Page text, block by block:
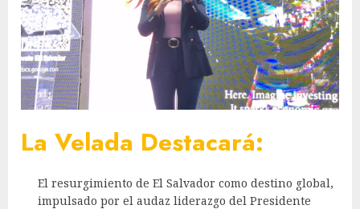
La Velada Destacará:
El resurgimiento de El Salvador como destino global,
impulsado por el audaz liderazgo del Presidente